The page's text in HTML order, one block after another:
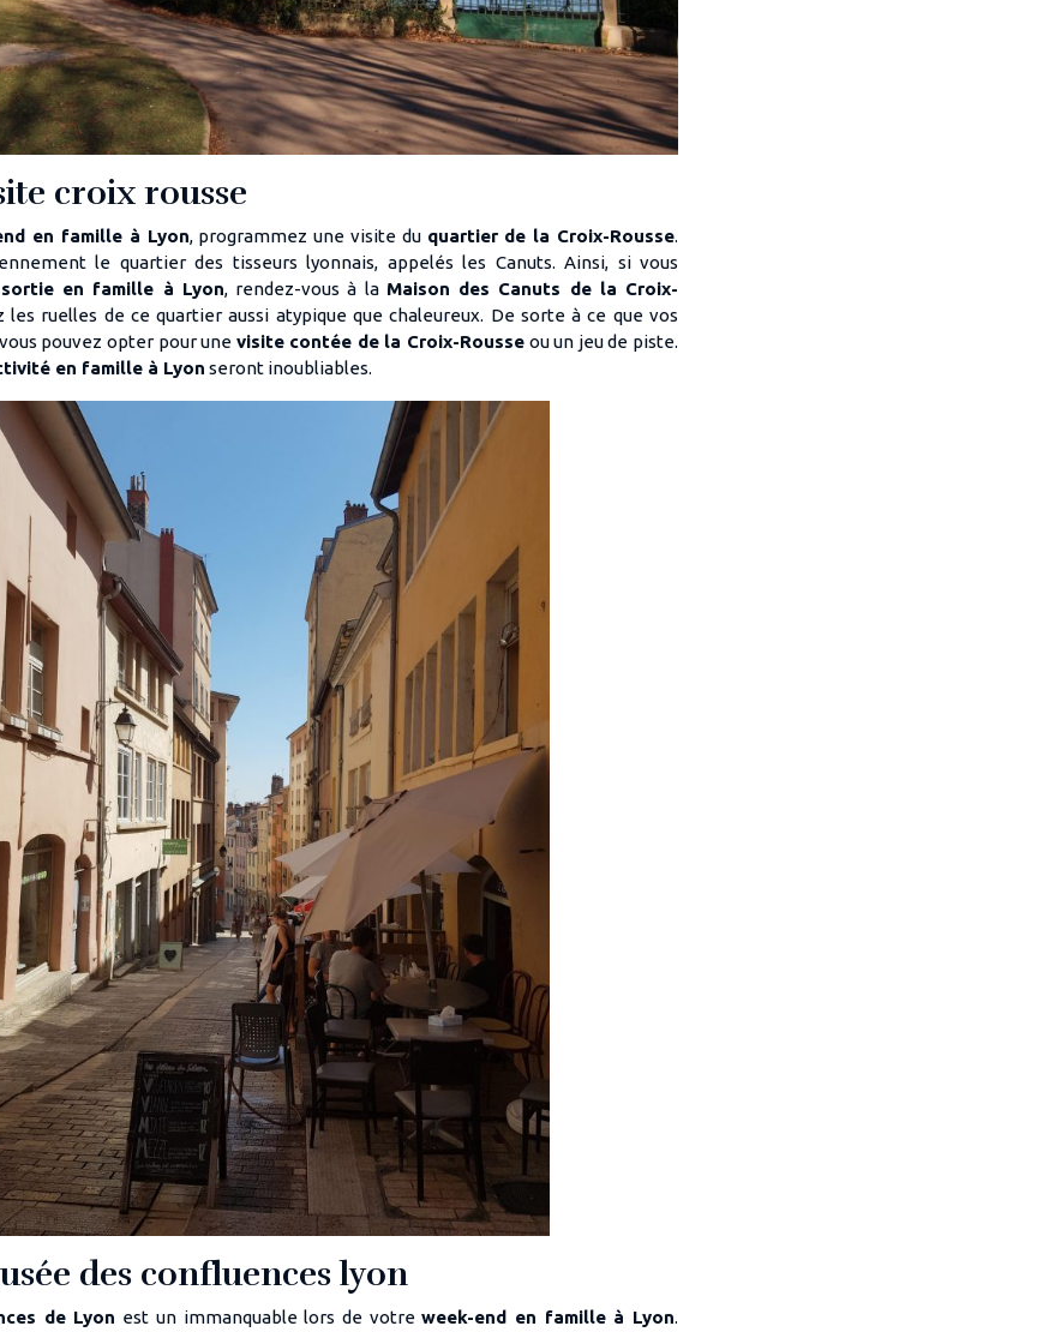
croix rousse
en famille à Lyon, programmez une visite du quartier de la Croix-Rousse.
le quartier des tisseurs lyonnais, appelés les Canuts. Ainsi, si vous
en famille à Lyon, rendez-vous à la Maison des Canuts de la Croix-
les ruelles de ce quartier aussi atypique que chaleureux. De sorte à ce que vos
pouvez opter pour une visite contée de la Croix-Rousse ou un jeu de piste.
té en famille à Lyon seront inoubliables.
des confluences lyon
de Lyon est un immanquable lors de votreweek-end en famille à Lyon.